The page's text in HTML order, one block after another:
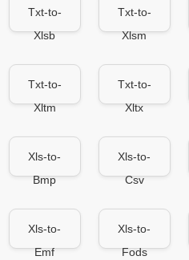
Txt-to-
Xlsb
Txt-to-
Xlsm
Txt-to-
Xltm
Txt-to-
Xltx
Xls-to-
Bmp
Xls-to-
Csv
Xls-to-
Emf
Xls-to-
Fods